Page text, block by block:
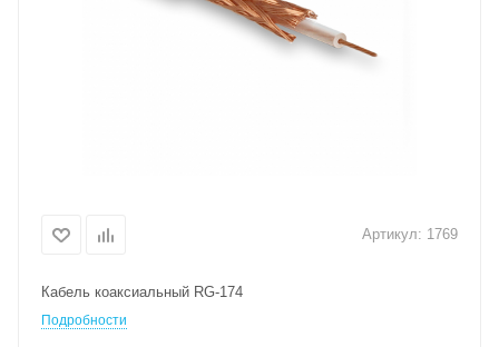
Артикул: 1769
Кабель коаксиальный RG-174
Подробности